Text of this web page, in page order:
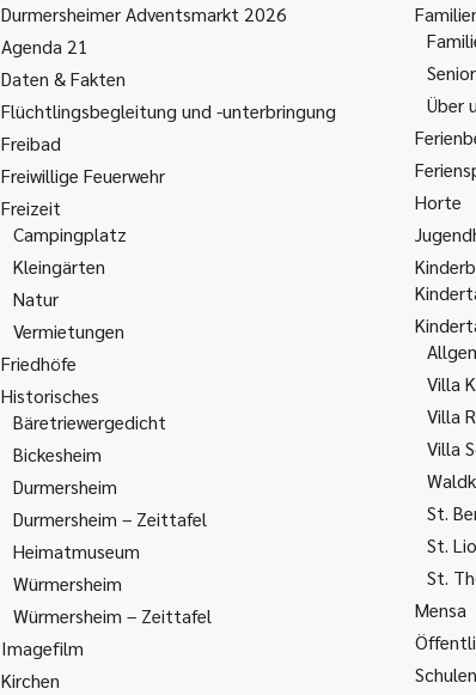
Durmersheimer Adventsmarkt 2026
Agenda 21
Daten & Fakten
Flüchtlingsbegleitung und -unterbringung
Freibad
Freiwillige Feuerwehr
Freizeit
Campingplatz
Kleingärten
Natur
Vermietungen
Friedhöfe
Historisches
Bäretriewergedicht
Bickesheim
Durmersheim
Durmersheim – Zeittafel
Heimatmuseum
Würmersheim
Würmersheim – Zeittafel
Imagefilm
Kirchen
Über
Horte
Villa
Villa
Villa
St.
St.
St.
Mensa
Schulen